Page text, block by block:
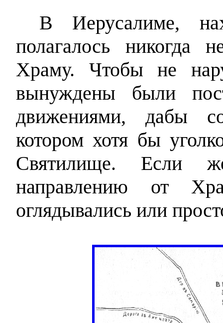
В Иерусалиме,
полагалось никогда
Храму. Чтобы не
вынуждены были
движениями, дабы
котором хотя бы
Святилище. Если
направлению от
оглядывались или